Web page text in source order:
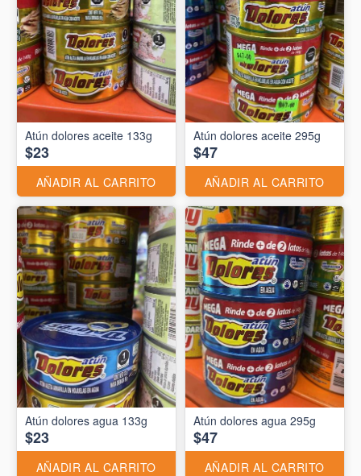
Atún dolores aceite 133g
$23
AÑADIR AL CARRITO
Atún dolores aceite 295g
$47
AÑADIR AL CARRITO
Atún dolores agua 133g
$23
AÑADIR AL CARRITO
Atún dolores agua 295g
$47
AÑADIR AL CARRITO